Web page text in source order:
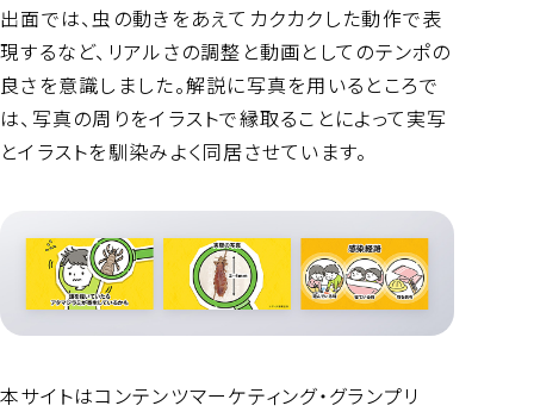
出面では、虫の動きをあえてカクカクした動作で表
現するなど、リアルさの調整と動画としてのテンポの
良さを意識しました。解説に写真を用いるところで
は、写真の周りをイラストで縁取ることによって実写
とイラストを馴染みよく同居させています。
本サイトはコンテンツマーケティング・グランプリ